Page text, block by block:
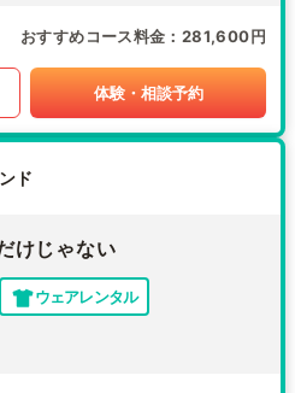
おすすめコース料金 281,600円
体験・相談予約
ド
けじゃない
ウェアレンタル